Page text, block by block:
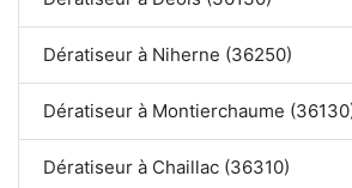
Dératiseur à Niherne (36250)
Dératiseur à Montierchaume
Dératiseur à Chaillac (36310)